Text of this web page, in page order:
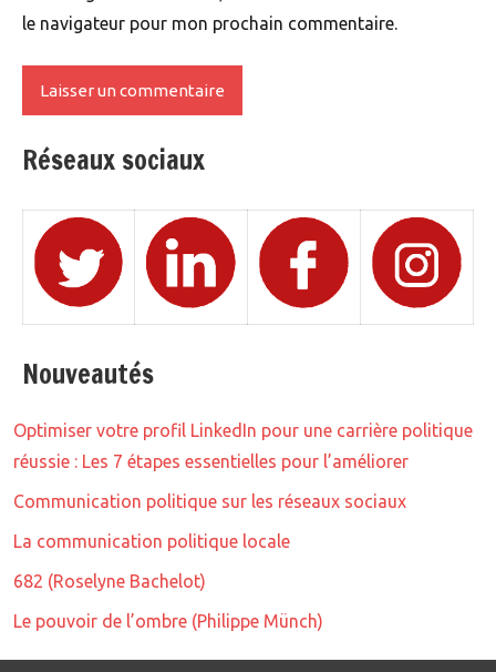
le navigateur pour mon prochain commentaire.
Réseaux sociaux
Nouveautés
Optimiser votre profil LinkedIn pour une carrière politique
réussie : Les 7 étapes essentielles pour l’améliorer
Communication politique sur les réseaux sociaux
La communication politique locale
682 (Roselyne Bachelot)
Le pouvoir de l’ombre (Philippe Münch)